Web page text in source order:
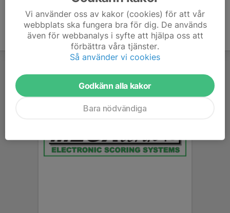
Vi använder oss av kakor (cookies) för att vår
webbplats ska fungera bra för dig. De används
även för webbanalys i syfte att hjälpa oss att
förbättra våra tjänster.
Så använder vi cookies
Godkänn alla kakor
Bara nödvändiga